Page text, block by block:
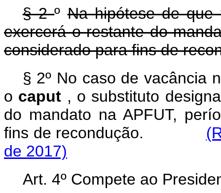
§ 2ºNa hipótese de
exercerá o restante do
considerado para fins de
§ 2º No caso de vacância
o caput , o substituto
do mandato na APFUT,
fins de recondução.
de 2017)
Art. 4º Compete ao